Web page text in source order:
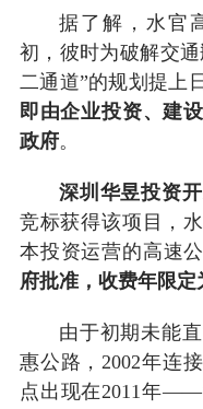
据了解，水官
初，彼时为破解交
二通道”的规划提上
即由企业投资、建
政府。
深圳华昱投资
竞标获得该项目，
本投资运营的高速公
府批准，收费年限定
由于初期未能
惠公路，2002年连
点出现在2011年